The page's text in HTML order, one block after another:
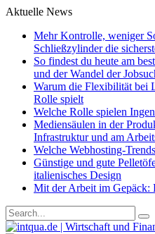
Aktuelle News
Mehr Kontrolle, weniger
Schließzylinder die
So findest du heute am
und der Wandel der
Warum die Flexibilität bei
Rolle spielt
Welche Rolle spielen
Mediensäulen in der
Infrastruktur und am
Welche Webhosting-
Günstige und gute
italienisches Design
Mit der Arbeit im Gepäck: